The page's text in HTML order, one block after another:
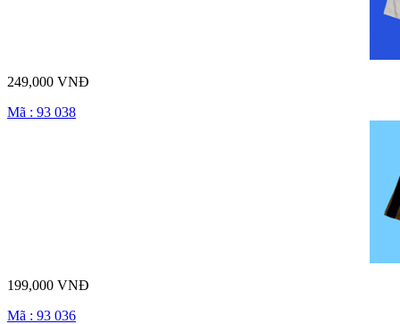
249,000 VNĐ
Mã : 93 038
199,000 VNĐ
Mã : 93 036